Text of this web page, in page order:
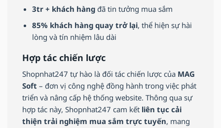
3tr + khách hàngđã tin tưởng mua sắm
85% khách hàng quay trở lại, thể hiện sự hài
lòng và tín nhiệm lâu dài
Hợp tác chiến lược
Shopnhat247 tự hào là đối tác chiến lược của MAG
Soft – đơn vị công nghệ đồng hành trong việc phát
triển và nâng cấp hệ thống website. Thông qua sự
hợp tác này, Shopnhat247 cam kết liên tục cải
thiện trải nghiệm mua sắm trực tuyến, mang